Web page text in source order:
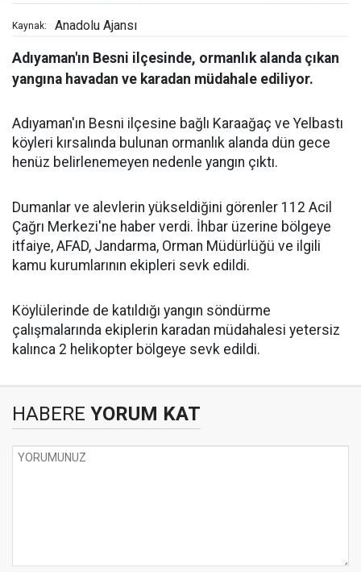
Kaynak: Anadolu Ajansı
Adıyaman'ın Besni ilçesinde, ormanlık alanda çıkan
yangına havadan ve karadan müdahale ediliyor.
Adıyaman'ın Besni ilçesine bağlı Karaağaç ve Yelbastı
köyleri kırsalında bulunan ormanlık alanda dün gece
henüz belirlenemeyen nedenle yangın çıktı.
Dumanlar ve alevlerin yükseldiğini görenler 112 Acil
Çağrı Merkezi'ne haber verdi. İhbar üzerine bölgeye
itfaiye, AFAD, Jandarma, Orman Müdürlüğü ve ilgili
kamu kurumlarının ekipleri sevk edildi.
Köylülerinde de katıldığı yangın söndürme
çalışmalarında ekiplerin karadan müdahalesi yetersiz
kalınca 2 helikopter bölgeye sevk edildi.
HABERE YORUM KAT